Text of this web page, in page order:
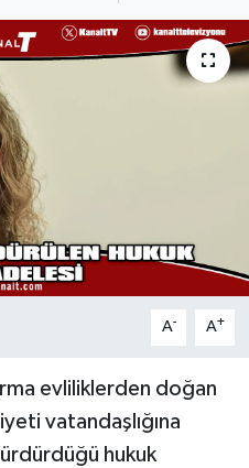
A- A+
evliliklerden doğan
vatandaşlığına
hukuk